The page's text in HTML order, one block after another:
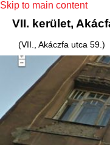
Skip to main content
VII. kerület,
(VII., Akáczfa utca 59.)